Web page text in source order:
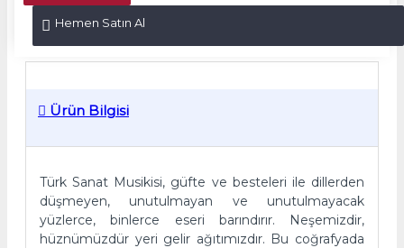
Hemen Satın Al
Ürün Bilgisi
Türk Sanat Musikisi, güfte ve besteleri ile dillerden
düşmeyen, unutulmayan ve unutulmayacak
yüzlerce, binlerce eseri barındırır. Neşemizdir,
hüznümüzdür yeri gelir ağıtımızdır. Bu coğrafyada